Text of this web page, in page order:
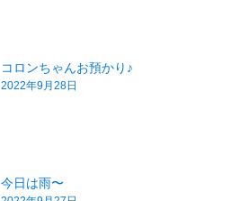
コロンちゃんお預かり♪
2022年9月28日
今日は雨〜